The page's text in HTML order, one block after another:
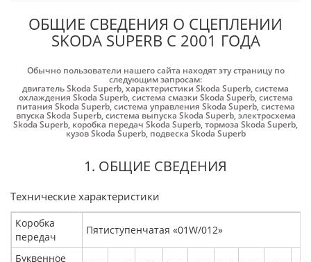
ОБЩИЕ СВЕДЕНИЯ О СЦЕПЛЕНИИ
SKODA SUPERB С 2001 ГОДА
Обычно пользователи нашего сайта находят эту страницу по
следующим запросам:
двигатель Skoda Superb,характеристики Skoda Superb,система
охлаждения Skoda Superb,система смазки Skoda Superb,система
питания Skoda Superb,система управления Skoda Superb,система
впуска Skoda Superb,система выпуска Skoda Superb,электросхема
Skoda Superb, коробка передач Skoda Superb,тормоза Skoda Superb,
кузов Skoda Superb, подвеска Skoda Superb
1. ОБЩИЕ СВЕДЕНИЯ
Технические характеристики
Коробка
передач
Пятиступенчатая «01W/012»
Буквенное